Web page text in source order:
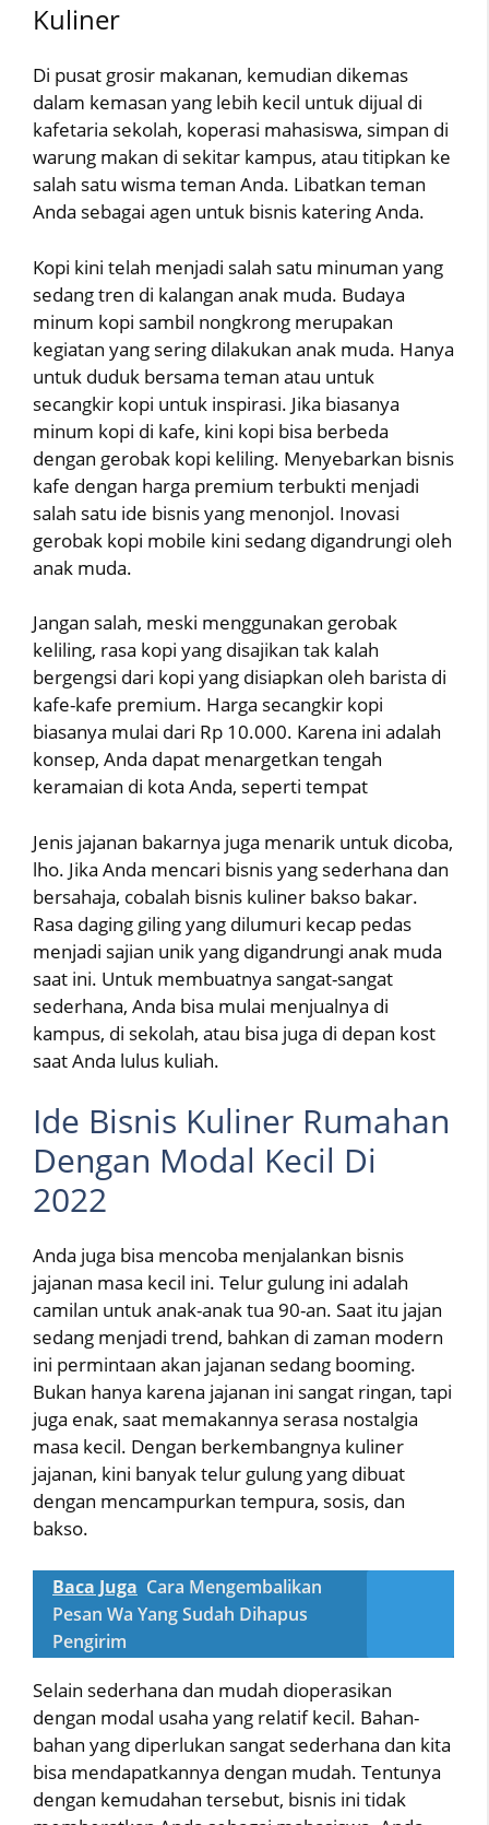
Kuliner
Di pusat grosir makanan, kemudian dikemas
dalam kemasan yang lebih kecil untuk dijual di
kafetaria sekolah, koperasi mahasiswa, simpan di
warung makan di sekitar kampus, atau titipkan ke
salah satu wisma teman Anda. Libatkan teman
Anda sebagai agen untuk bisnis katering Anda.
Kopi kini telah menjadi salah satu minuman yang
sedang tren di kalangan anak muda. Budaya
minum kopi sambil nongkrong merupakan
kegiatan yang sering dilakukan anak muda. Hanya
untuk duduk bersama teman atau untuk
secangkir kopi untuk inspirasi. Jika biasanya
minum kopi di kafe, kini kopi bisa berbeda
dengan gerobak kopi keliling. Menyebarkan bisnis
kafe dengan harga premium terbukti menjadi
salah satu ide bisnis yang menonjol. Inovasi
gerobak kopi mobile kini sedang digandrungi oleh
anak muda.
Jangan salah, meski menggunakan gerobak
keliling, rasa kopi yang disajikan tak kalah
bergengsi dari kopi yang disiapkan oleh barista di
kafe-kafe premium. Harga secangkir kopi
biasanya mulai dari Rp 10.000. Karena ini adalah
konsep, Anda dapat menargetkan tengah
keramaian di kota Anda, seperti tempat
Jenis jajanan bakarnya juga menarik untuk dicoba,
lho. Jika Anda mencari bisnis yang sederhana dan
bersahaja, cobalah bisnis kuliner bakso bakar.
Rasa daging giling yang dilumuri kecap pedas
menjadi sajian unik yang digandrungi anak muda
saat ini. Untuk membuatnya sangat-sangat
sederhana, Anda bisa mulai menjualnya di
kampus, di sekolah, atau bisa juga di depan kost
saat Anda lulus kuliah.
Ide Bisnis Kuliner Rumahan
Dengan Modal Kecil Di
2022
Anda juga bisa mencoba menjalankan bisnis
jajanan masa kecil ini. Telur gulung ini adalah
camilan untuk anak-anak tua 90-an. Saat itu jajan
sedang menjadi trend, bahkan di zaman modern
ini permintaan akan jajanan sedang booming.
Bukan hanya karena jajanan ini sangat ringan, tapi
juga enak, saat memakannya serasa nostalgia
masa kecil. Dengan berkembangnya kuliner
jajanan, kini banyak telur gulung yang dibuat
dengan mencampurkan tempura, sosis, dan
bakso.
Baca Juga Cara Mengembalikan
Pesan Wa Yang Sudah Dihapus
Pengirim
Selain sederhana dan mudah dioperasikan
dengan modal usaha yang relatif kecil. Bahan-
bahan yang diperlukan sangat sederhana dan kita
bisa mendapatkannya dengan mudah. Tentunya
dengan kemudahan tersebut, bisnis ini tidak